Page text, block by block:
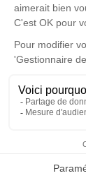
Un service
disponible
Eglise
33,
01390